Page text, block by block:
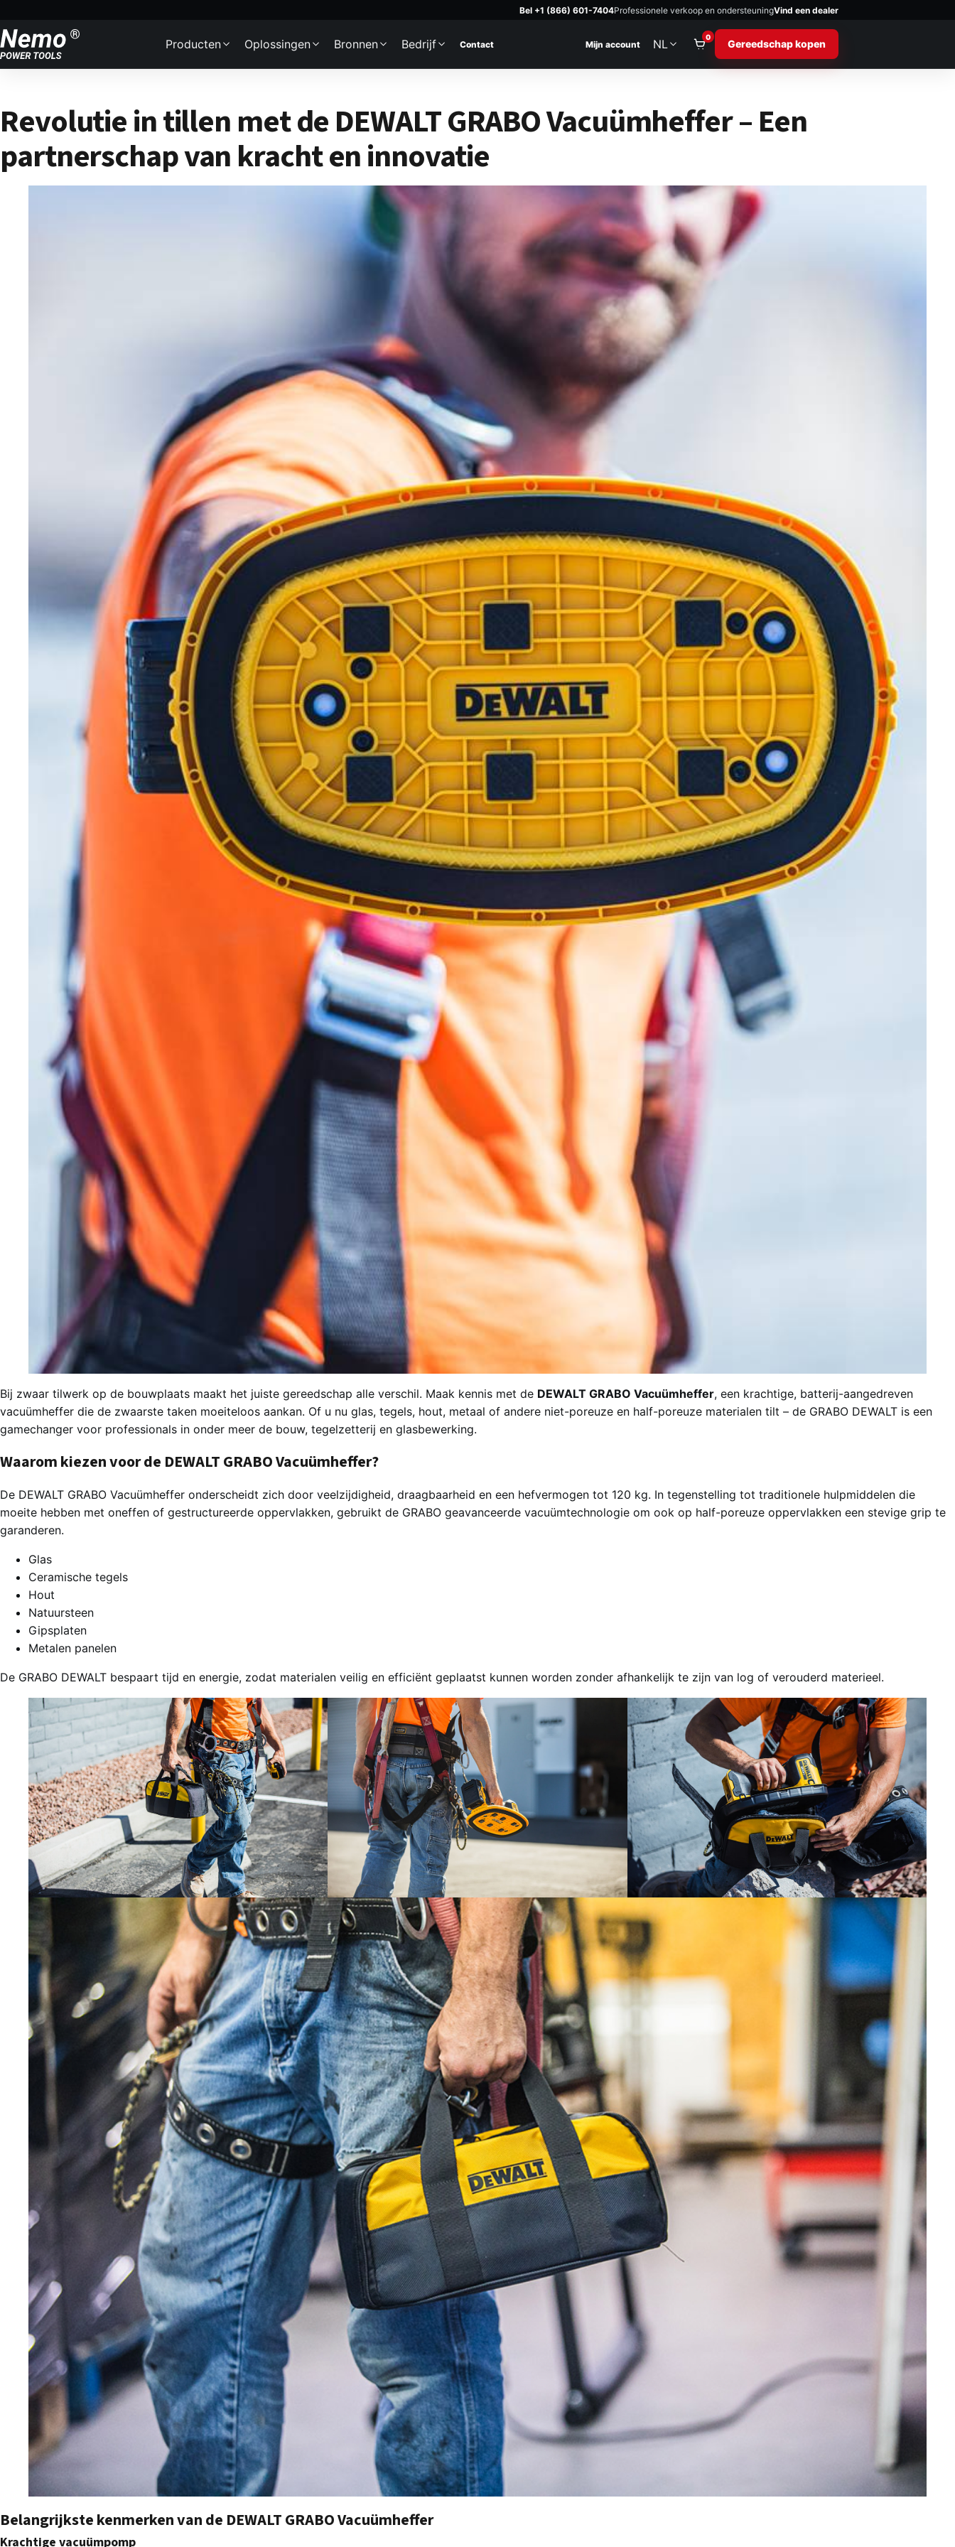
Bel +1 (866) 601-7404Professionele verkoop en ondersteuningVind een dealer
Producten Oplossingen Bronnen Bedrijf Contact Mijn account NL 0
Gereedschap kopen
Introductie van de DeWalt GRABO zuiglifter: het ultieme
Revolutie in tillen met de DEWALT GRABO Vacuümheffer – Een
partnerschap van kracht en innovatie
Bij zwaar tilwerk op de bouwplaats maakt het juiste gereedschap alle verschil. Maak kennis met de DEWALT GRABO Vacuümheffer, een krachtige, batterij-aangedreven
vacuümheffer die de zwaarste taken moeiteloos aankan. Of u nu glas, tegels, hout, metaal of andere niet-poreuze en half-poreuze materialen tilt – de GRABO DEWALT is een
gamechanger voor professionals in onder meer de bouw, tegelzetterij en glasbewerking.
Waarom kiezen voor de DEWALT GRABO Vacuümheffer?
De DEWALT GRABO Vacuümheffer onderscheidt zich door veelzijdigheid, draagbaarheid en een hefvermogen tot 120 kg. In tegenstelling tot traditionele hulpmiddelen die
moeite hebben met oneffen of gestructureerde oppervlakken, gebruikt de GRABO geavanceerde vacuümtechnologie om ook op half-poreuze oppervlakken een stevige grip te
garanderen.
Glas
Ceramische tegels
Hout
Natuursteen
Gipsplaten
Metalen panelen
De GRABO DEWALT bespaart tijd en energie, zodat materialen veilig en efficiënt geplaatst kunnen worden zonder afhankelijk te zijn van log of verouderd materieel.
Belangrijkste kenmerken van de DEWALT GRABO Vacuümheffer
Krachtige vacuümpomp